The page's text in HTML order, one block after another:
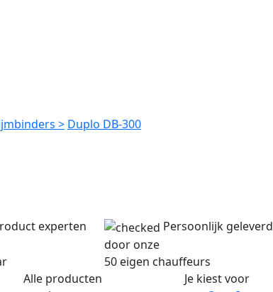
> Duplo DB-300
experten
Persoonlijk geleverd
door onze
50 eigen chauffeurs
Alle producten
Je kiest voor